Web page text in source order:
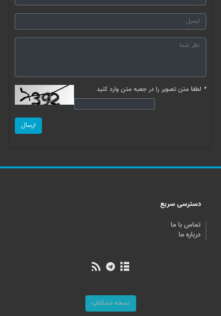
* لطفا متن تصویر را در جعبه متن وارد کنید
ارسال
دسترسی سریع
تماس با ما
درباره ما
نسخه دسکتاپ